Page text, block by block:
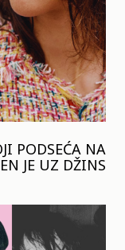
PODSEĆA NA
JE UZ DŽINS